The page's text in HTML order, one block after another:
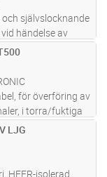
självslocknande
händelse av
(underlättar
elektronisk
för överföring av
i torra/fuktiga
Vid
låg rökutveckling
LJG
HFFR-isolerad,